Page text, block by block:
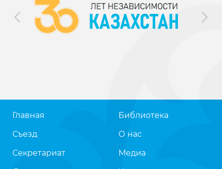
Главная
Съезд
Секретариат
Библиотека
О нас
Медиа